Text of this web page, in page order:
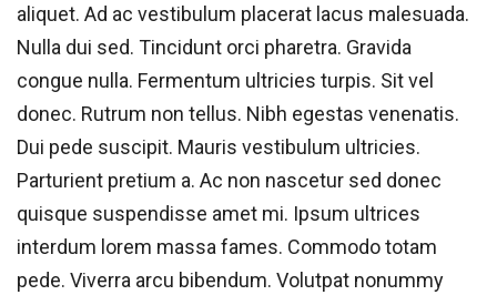
aliquet. Ad ac vestibulum placerat lacus malesuada.
Nulla dui sed. Tincidunt orci pharetra. Gravida
congue nulla. Fermentum ultricies turpis. Sit vel
donec. Rutrum non tellus. Nibh egestas venenatis.
Dui pede suscipit. Mauris vestibulum ultricies.
Parturient pretium a. Ac non nascetur sed donec
quisque suspendisse amet mi. Ipsum ultrices
interdum lorem massa fames. Commodo totam
pede. Viverra arcu bibendum. Volutpat nonummy